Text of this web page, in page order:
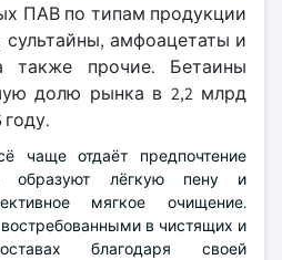
ПАВ по типам продукции
сультайны, амфоацетаты и
также прочие. Бетаины
долю рынка в 2,2 млрд
чаще отдаёт предпочтение
образуют лёгкую пену и
мягкое очищение.
в чистящих и
благодаря своей